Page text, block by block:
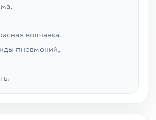
волчанка,
пневмоний,